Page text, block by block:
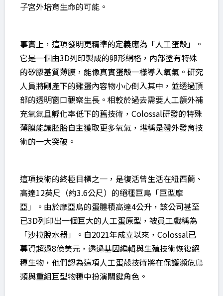
子宮外培育生命的可能。
事實上，這項發明更精準的定義應為「人工蛋殼」。
它是一個由3D列印製成的卵形網格，內部塗有特殊
的矽膠基質薄膜，能像真實蛋殼一樣導入氧氣。研究
人員將剛產下的雞蛋內容物小心倒入其中，並透過頂
部的透明窗口觀察生長。相較於過去需要人工額外補
充氧氣且孵化率低下的舊技術，Colossal研發的特殊
薄膜能讓胚胎自主獲取更多氧氣，堪稱是體外發育技
術的一大突破。
這項技術的終極目標之一，是復活曾生活在紐西蘭、
高達12英尺（約3.6公尺）的絕種巨鳥「巨型摩
亞」。由於摩亞鳥的蛋體積高達4公升，該公司甚至
已3D列印出一個巨大的人工蛋原型，被員工戲稱為
「沙拉脫水器」。自2021年成立以來，Colossal已
募資超過8億美元，透過基因編輯與生殖技術恢復絕
種生物，他們認為這項人工蛋殼技術將在保護瀕危鳥
類與重組巨型物種中扮演關鍵角色。